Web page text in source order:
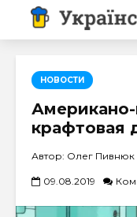
НОВОСТИ
Американо-
крафтовая
Автор: Олег Пивнюк
09.08.2019